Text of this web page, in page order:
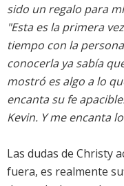
sido un regalo para
"Esta es la primera
tiempo con la
conocerla ya sabía
mostró es algo a lo
encanta su fe
Kevin. Y me encanta
Las dudas de Christy
fuera, es realmente